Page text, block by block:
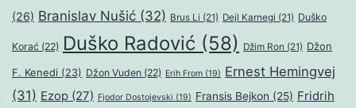
(26) Branislav Nušić (32) Brus Li (21) Dejl Karnegi (21) Duško
Korać (22) Duško Radović (58) Džim Ron (21) Džon
F. Kenedi (23) Džon Vuden (22) Erih From (19) Ernest Hemingvej
(31) Ezop (27) Fjodor Dostojevski (19) Fransis Bejkon (25) Fridrih